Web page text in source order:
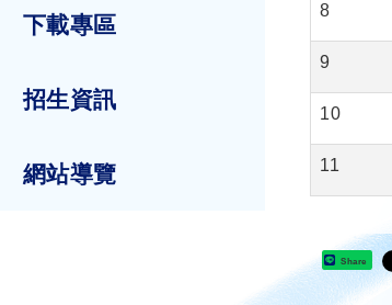
下載專區
招生資訊
網站導覽
8
9
10
11
Share